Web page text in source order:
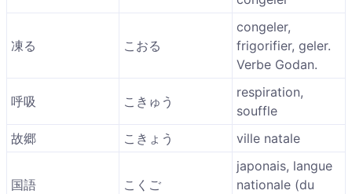
凍る こおる
congeler,
frigorifier, geler.
Verbe Godan.
呼吸 こきゅう
respiration,
souffle
故郷
こきょう ville natale
国語 こくご
japonais, langue
nationale (du